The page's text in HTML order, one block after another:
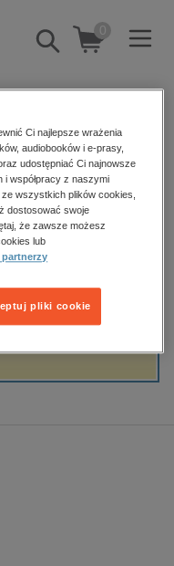
Pokaż/schowaj
wyszukiwarkę
0
informatyka
Filtrowanie
Ci najlepsze wrażenia
audiobooków i e-prasy,
udostępniać Ci najnowsze
i współpracy z naszymi
wszystkich plików cookies,
dostosować swoje
że zawsze możesz
lub
pliki cookie